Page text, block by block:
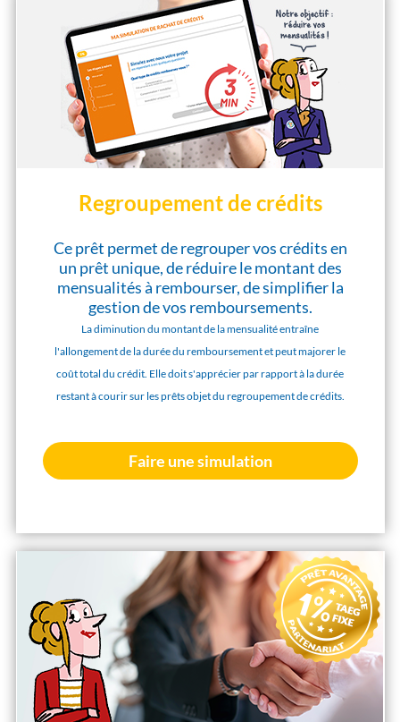
Regroupement de crédits
Ce prêt permet de regrouper vos crédits en
un prêt unique, de réduire le montant des
mensualités à rembourser, de simplifier la
gestion de vos remboursements.
La diminution du montant de la mensualité entraîne
l'allongement de la durée du remboursement et peut majorer le
coût total du crédit. Elle doit s'apprécier par rapport à la durée
restant à courir sur les prêts objet du regroupement de crédits.
Faire une simulation